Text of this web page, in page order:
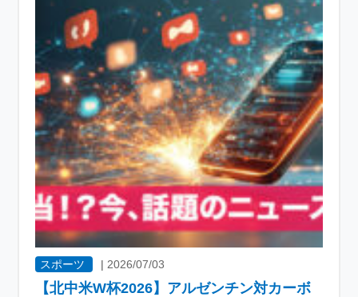
スポーツ | 2026/07/03
【北中米W杯2026】アルゼンチン対カーボ